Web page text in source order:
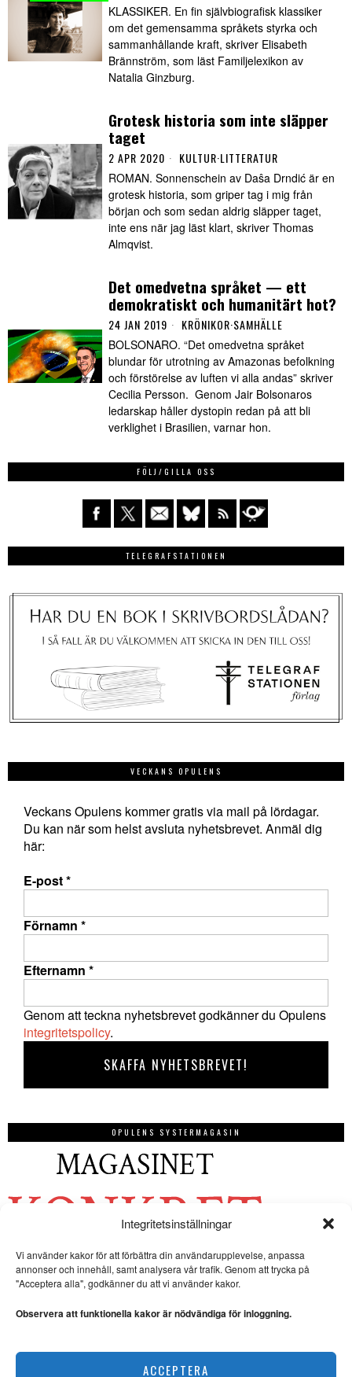
Integritetsinställningar
Vi använder kakor för att förbättra din användarupplevelse, anpassa
annonser och innehåll, samt analysera vår trafik. Genom att trycka på
"Acceptera alla", godkänner du att vi använder kakor.
Observera att funktionella kakor är nödvändiga för inloggning.
ACCEPTERA
KLASSIKER. En fin självbiografisk klassiker
om det gemensamma språkets styrka och
sammanhållande kraft, skriver Elisabeth
Brännström, som läst Familjelexikon av
Natalia Ginzburg.
Grotesk historia som inte släpper
taget
2 APR 2020 KULTUR·LITTERATUR
ROMAN. Sonnenschein av Daŝa Drndić är en
grotesk historia, som griper tag i mig från
början och som sedan aldrig släpper taget,
inte ens när jag läst klart, skriver Thomas
Almqvist.
Det omedvetna språket — ett
demokratiskt och humanitärt hot?
24 JAN 2019 KRÖNIKOR·SAMHÄLLE
BOLSONARO. “Det omedvetna språket
blundar för utrotning av Amazonas befolkning
och förstörelse av luften vi alla andas” skriver
Cecilia Persson. Genom Jair Bolsonaros
ledarskap håller dystopin redan på att bli
verklighet i Brasilien, varnar hon.
FÖLJ/GILLA OSS
TELEGRAFSTATIONEN
VECKANS OPULENS
Veckans Opulens kommer gratis via mail på lördagar.
Du kan när som helst avsluta nyhetsbrevet. Anmäl dig
här:
E-post*
Förnamn *
Efternamn *
Genom att teckna nyhetsbrevet godkänner du Opulens
integritetspolicy.
OPULENS SYSTERMAGASIN